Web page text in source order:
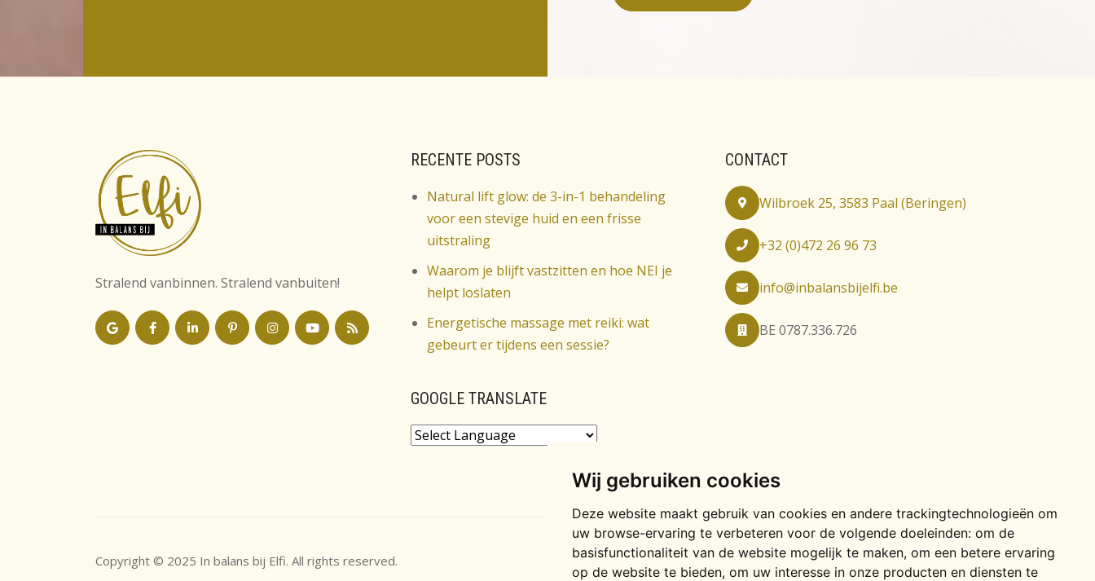
Wij gebruiken cookies
Deze website maakt gebruik van cookies en andere trackingtechnologieën om
uw browse-ervaring te verbeteren voor de volgende doeleinden: om de
basisfunctionaliteit van de website mogelijk te maken, om een betere ervaring
op de website te bieden, om uw interesse in onze producten en diensten te
Stralend vanbinnen. Stralend vanbuiten!
RECENTE POSTS
Natural lift glow: de 3-in-1 behandeling
voor een stevige huid en een frisse
uitstraling
Waarom je blijft vastzitten en hoe NEI je
helpt loslaten
Energetische massage met reiki: wat
gebeurt er tijdens een sessie?
GOOGLE TRANSLATE
CONTACT
Wilbroek 25, 3583 Paal (Beringen)
+32 (0)472 26 96 73
info@inbalansbijelfi.be
BE 0787.336.726
Copyright © 2025 In balans bij Elfi. All rights reserved. Privacy & Cookies |UP-TO-DATE WebDesign